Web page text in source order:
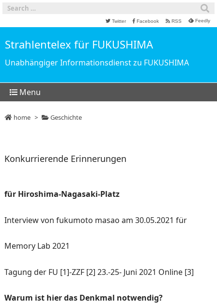
Strahlentelex für FUKUSHIMA
Unabhängiger Informationsdienst zu FUKUSHIMA
Menu
Twitter Facebook RSS Feedly
home > Geschichte
Konkurrierende Erinnerungen
für Hiroshima-Nagasaki-Platz
Interview von fukumoto masao am 30.05.2021 für
Memory Lab 2021
Tagung der FU [1]-ZZF [2] 23.-25- Juni 2021 Online [3]
Warum ist hier das Denkmal notwendig?